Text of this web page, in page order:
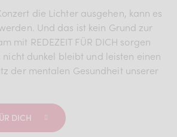
die Lichter ausgehen, kann es
Und das ist kein Grund zur
mit REDEZEIT FÜR DICH sorgen
dunkel bleibt und leisten einen
der mentalen Gesundheit unserer
DICH